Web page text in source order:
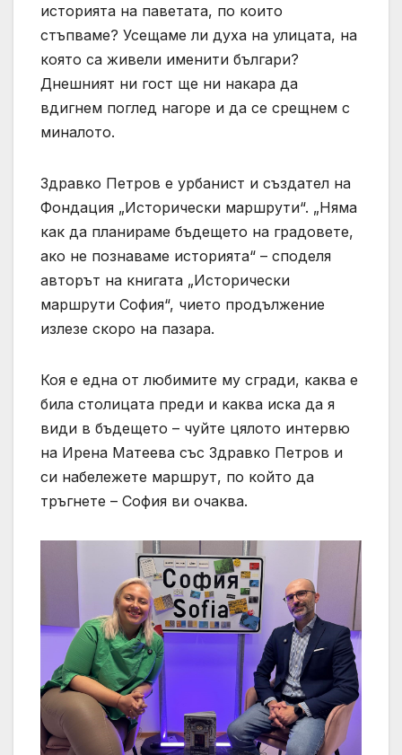
историята на паветата, по които
стъпваме? Усещаме ли духа на улицата, на
която са живели именити българи?
Днешният ни гост ще ни накара да
вдигнем поглед нагоре и да се срещнем с
миналото.
Здравко Петров е урбанист и създател на
Фондация „Исторически маршрути“. „Няма
как да планираме бъдещето на градовете,
ако не познаваме историята“ – споделя
авторът на книгата „Исторически
маршрути София“, чието продължение
излезе скоро на пазара.
Коя е една от любимите му сгради, каква е
била столицата преди и каква иска да я
види в бъдещето – чуйте цялото интервю
на Ирена Матеева със Здравко Петров и
си набележете маршрут, по който да
тръгнете – София ви очаква.